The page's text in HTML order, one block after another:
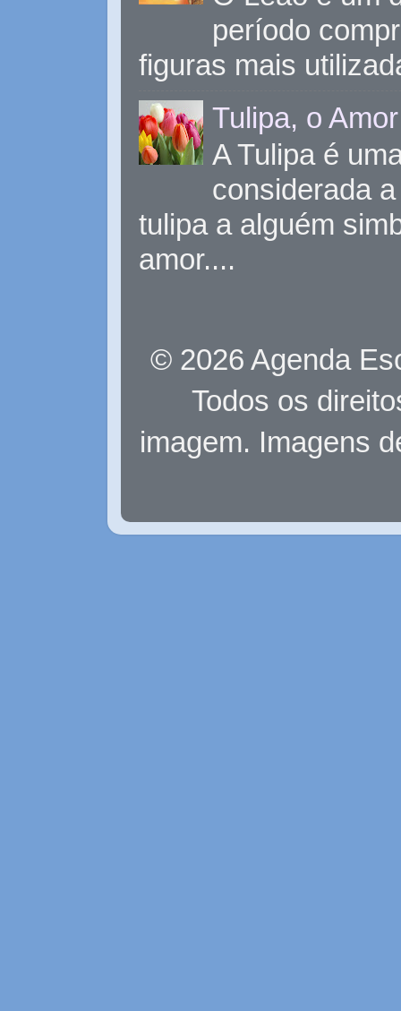
período
figuras mais
Tulipa, o
A Tulipa é
considerada
tulipa a alguém
amor....
© 2026 Agenda
Todos os
imagem. Imagens